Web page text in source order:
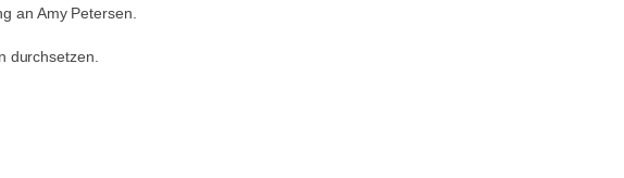
an Amy Petersen.
durchsetzen.